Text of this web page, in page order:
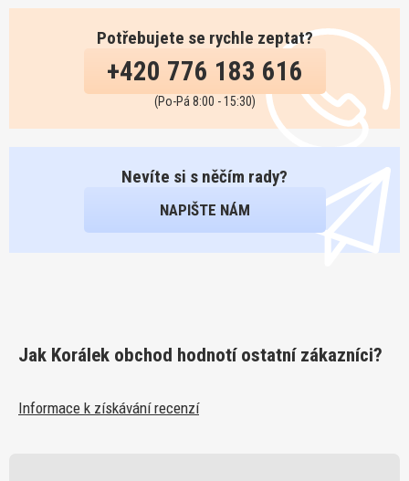
Potřebujete se rychle zeptat?
+420 776 183 616
(Po-Pá 8:00 - 15:30)
Nevíte si s něčím rady?
NAPIŠTE NÁM
Jak Korálek obchod hodnotí ostatní zákazníci?
Informace k získávání recenzí